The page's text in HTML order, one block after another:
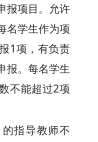
报项目。允许
名学生作为项
1项， 有负责
报。每名学生
不能超过2项
指导教师不